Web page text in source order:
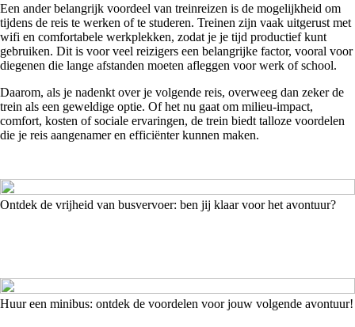
Een ander belangrijk voordeel van treinreizen is de mogelijkheid om
tijdens de reis te werken of te studeren. Treinen zijn vaak uitgerust met
wifi en comfortabele werkplekken, zodat je je tijd productief kunt
gebruiken. Dit is voor veel reizigers een belangrijke factor, vooral voor
diegenen die lange afstanden moeten afleggen voor werk of school.
Daarom, als je nadenkt over je volgende reis, overweeg dan zeker de
trein als een geweldige optie. Of het nu gaat om milieu-impact,
comfort, kosten of sociale ervaringen, de trein biedt talloze voordelen
die je reis aangenamer en efficiënter kunnen maken.
Ontdek de vrijheid van busvervoer: ben jij klaar voor het avontuur?
Huur een minibus: ontdek de voordelen voor jouw volgende avontuur!